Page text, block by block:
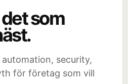
som
security,
för företag som vill